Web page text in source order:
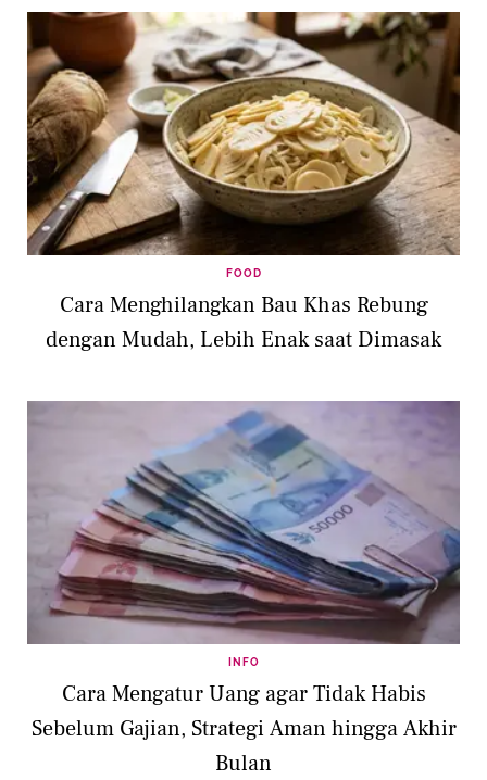
FOOD
Cara Menghilangkan Bau Khas Rebung
dengan Mudah, Lebih Enak saat Dimasak
INFO
Cara Mengatur Uang agar Tidak Habis
Sebelum Gajian, Strategi Aman hingga Akhir
Bulan